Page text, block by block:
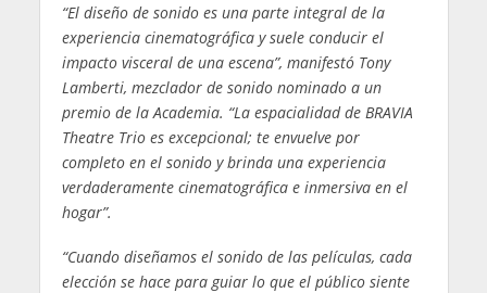
“El diseño de sonido es una parte integral de la
experiencia cinematográfica y suele conducir el
impacto visceral de una escena”, manifestó Tony
Lamberti, mezclador de sonido nominado a un
premio de la Academia. “La espacialidad de BRAVIA
Theatre Trio es excepcional; te envuelve por
completo en el sonido y brinda una experiencia
verdaderamente cinematográfica e inmersiva en el
hogar”.
“Cuando diseñamos el sonido de las películas, cada
elección se hace para guiar lo que el público siente